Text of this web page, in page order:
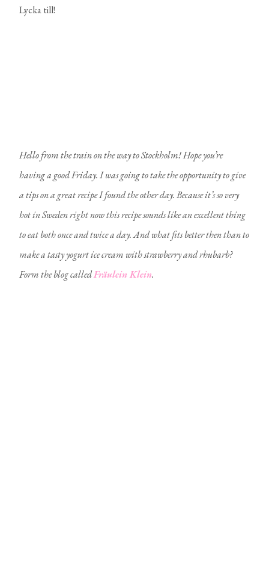
Lycka till!
Hello from the train on the way to Stockholm! Hope you’re
having a good Friday. I was going to take the opportunity to give
a tips on a great recipe I found the other day. Because it’s so very
hot in Sweden right now this recipe sounds like an excellent thing
to eat both once and twice a day. And what fits better then than to
make a tasty yogurt ice cream with strawberry and rhubarb?
Form the blog calledFräulein Klein.